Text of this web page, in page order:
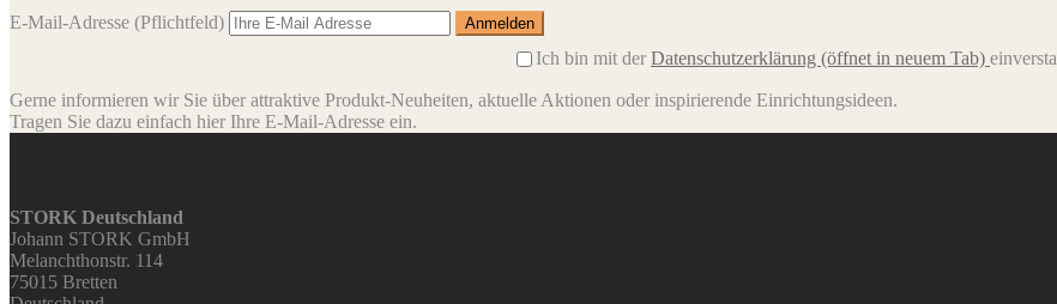
E-Mail-Adresse (Pflichtfeld)
Ich bin mit der Datenschutzerklärung (öffnet in neuem Tab)
Gerne informieren wir Sie über attraktive Produkt-Neuheiten, aktuelle Aktionen oder inspirierende Einrichtungsideen.
Tragen Sie dazu einfach hier Ihre E-Mail-Adresse ein.
STORK Deutschland
Johann STORK GmbH
Melanchthonstr. 114
75015 Bretten